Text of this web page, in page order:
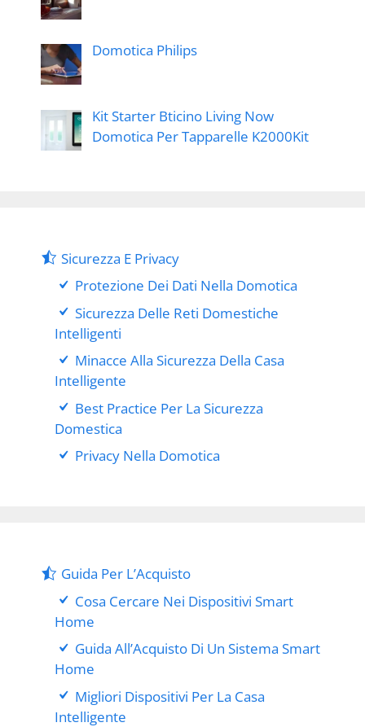
Domotica Philips
Kit Starter Bticino Living Now
Domotica Per Tapparelle K2000Kit
Sicurezza E Privacy
Protezione Dei Dati Nella Domotica
Sicurezza Delle Reti Domestiche
Intelligenti
Minacce Alla Sicurezza Della Casa
Intelligente
Best Practice Per La Sicurezza
Domestica
Privacy Nella Domotica
Guida Per L’Acquisto
Cosa Cercare Nei Dispositivi Smart
Home
Guida All’Acquisto Di Un Sistema Smart
Home
Migliori Dispositivi Per La Casa
Intelligente